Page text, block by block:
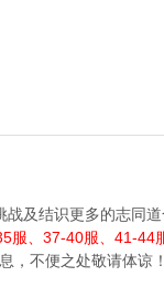
及结识更多的志同道
服、37-40服、41-44
，不便之处敬请体谅！